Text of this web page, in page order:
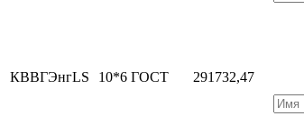
КВВГЭнгLS 10*6 ГОСТ 291732,47